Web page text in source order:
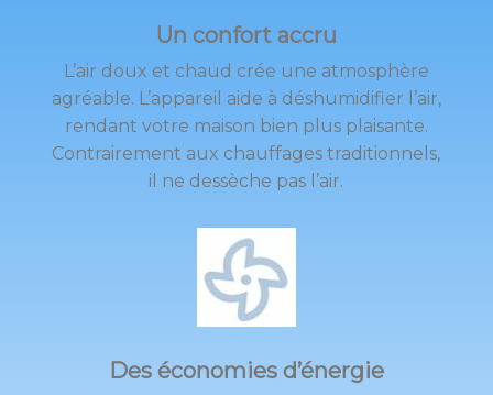
Un confort accru
L’air doux et chaud crée une atmosphère
agréable. L’appareil aide à déshumidifier l’air,
rendant votre maison bien plus plaisante.
Contrairement aux chauffages traditionnels,
il ne dessèche pas l’air.
Des économies d’énergie